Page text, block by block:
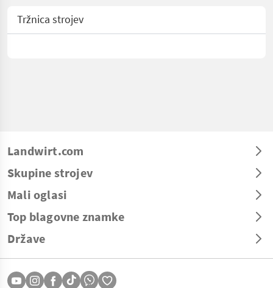
Tržnica strojev
Landwirt.com
Skupine strojev
Mali oglasi
Top blagovne znamke
Države